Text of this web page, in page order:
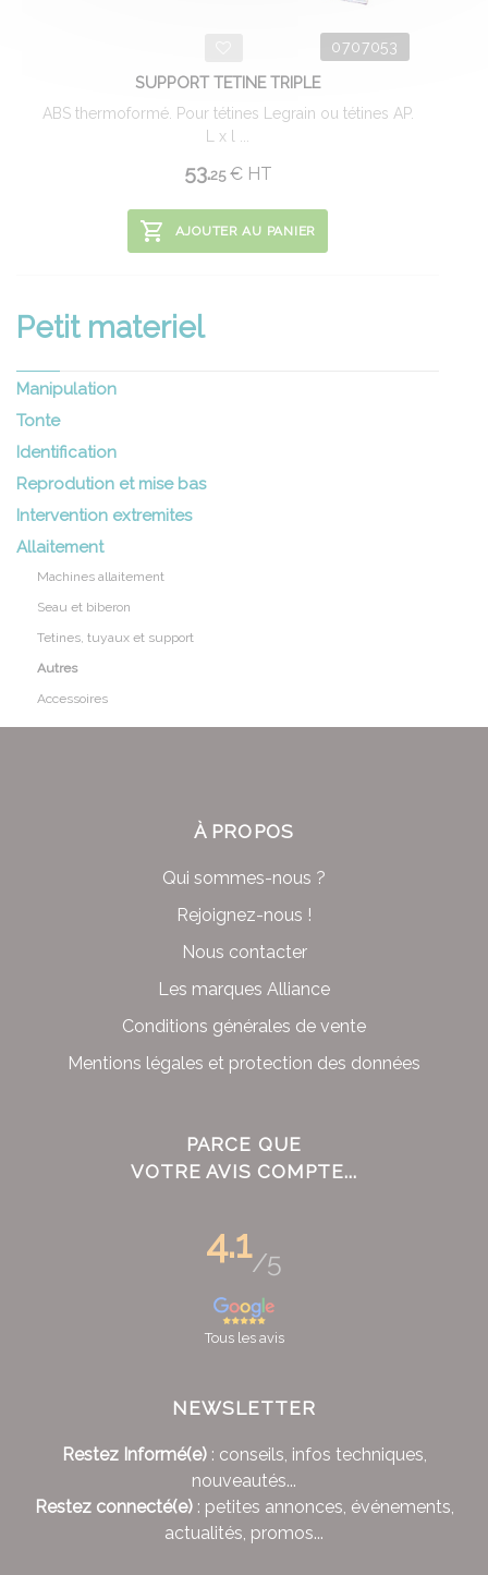
0707053
SUPPORT TETINE TRIPLE
ABS thermoformé. Pour tétines Legrain ou tétines AP.
L x l ...
53.25 €HT
AJOUTER AU PANIER
Petit materiel
Manipulation
Tonte
Identification
Reprodution et mise bas
Intervention extremites
Allaitement
Machines allaitement
Seau et biberon
Tetines, tuyaux et support
Autres
Accessoires
À PROPOS
Qui sommes-nous ?
Rejoignez-nous !
Nous contacter
Les marques Alliance
Conditions générales de vente
Mentions légales et protection des données
PARCE QUE
VOTRE AVIS COMPTE...
4.1/5
Tous les avis
NEWSLETTER
Restez Informé(e): conseils, infos techniques,
nouveautés...
Restez connecté(e): petites annonces, événements,
actualités, promos...